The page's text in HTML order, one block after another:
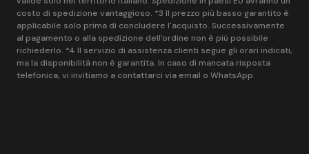
costo di spedizione vantaggioso. *3 Il prezzo più basso garantito è
applicabile solo prima di concludere l'acquisto. Successivamente
al pagamento o alla spedizione dell'ordine non è più possibile
richiederlo. *4 Il servizio di assistenza clienti segue gli orari indicati,
ma la disponibilità non è garantita. In caso di mancata risposta
telefonica, vi invitiamo a contattarci via email o WhatsApp.